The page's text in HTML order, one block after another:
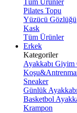
Tüm Ürünler
Pilates Topu
Yüzücü Gözlüğü
Kask
Tüm Ürünler
Erkek
Kategoriler
Ayakkabı Giyim
Sneaker
Günlük Ayakkabı
Basketbol
Krampon